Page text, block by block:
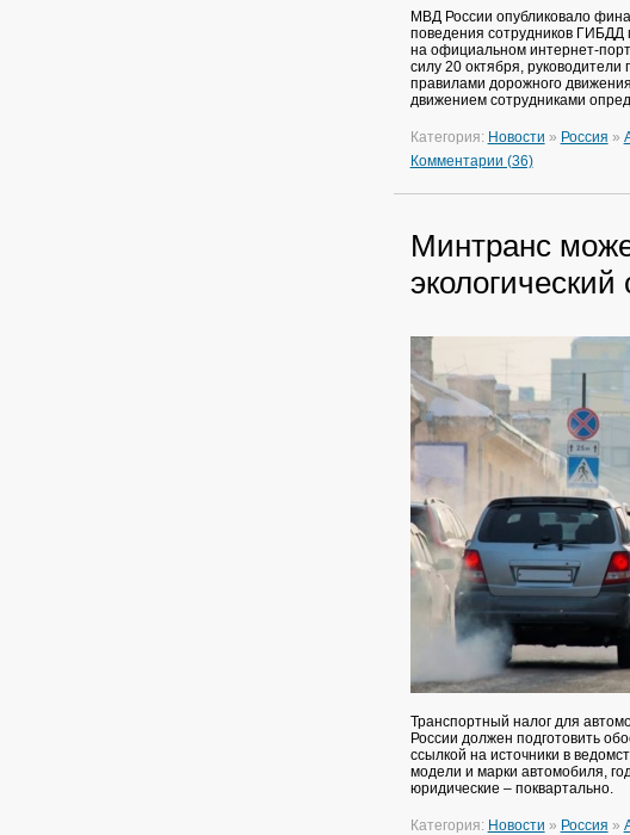
МВД России опубликовало
поведения сотрудников ГИБДД
на официальном интернет-
силу 20 октября,
правилами дорожного
движением сотрудниками
Категория: Новости » Россия »
Комментарии (36)
Минтранс
экологический
Транспортный налог для
России должен подготовить
ссылкой на источники в
модели и марки автомобиля,
юридические – поквартально.
Категория: Новости » Россия »